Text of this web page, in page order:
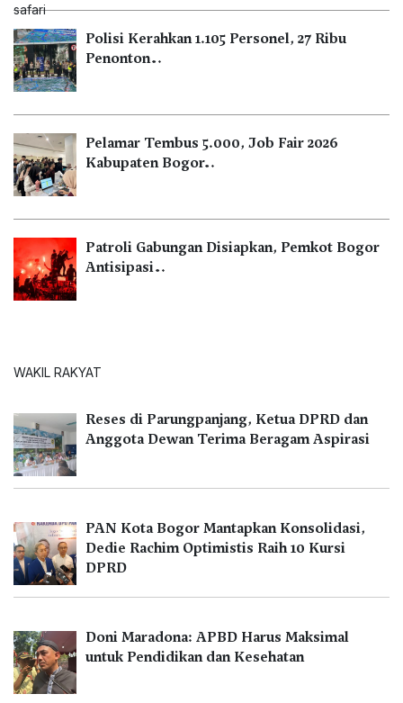
Polisi Kerahkan 1.105 Personel, 27 Ribu
Penonton…
Pelamar Tembus 5.000, Job Fair 2026
Kabupaten Bogor…
Patroli Gabungan Disiapkan, Pemkot Bogor
Antisipasi…
WAKIL RAKYAT
Reses di Parungpanjang, Ketua DPRD dan
Anggota Dewan Terima Beragam Aspirasi
PAN Kota Bogor Mantapkan Konsolidasi,
Dedie Rachim Optimistis Raih 10 Kursi
DPRD
Doni Maradona: APBD Harus Maksimal
untuk Pendidikan dan Kesehatan